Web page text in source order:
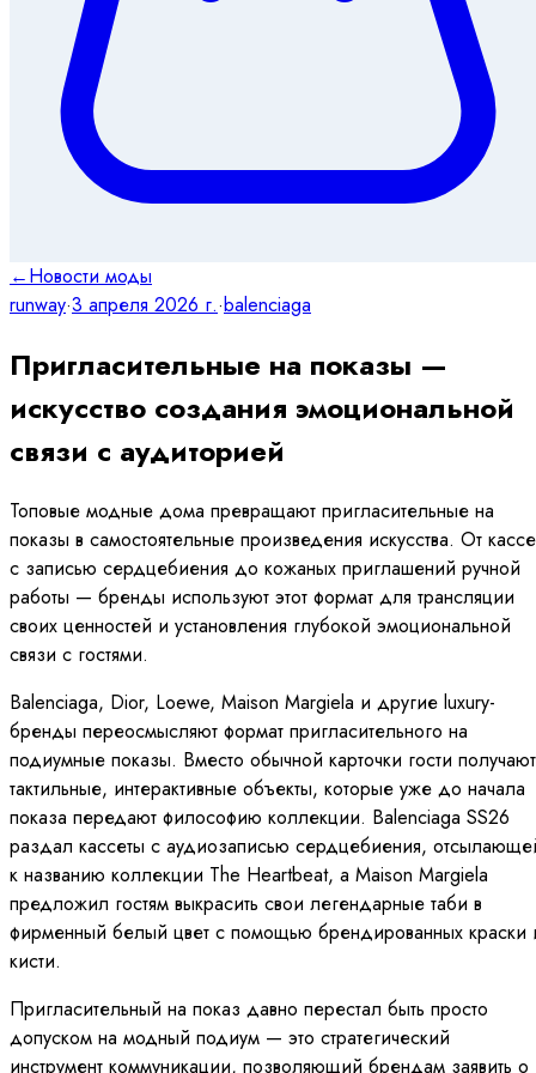
←Новости моды
runway·3 апреля 2026 г.·balenciaga
Пригласительные на показы —
искусство создания эмоциональной
связи с аудиторией
Топовые модные дома превращают пригласительные на
показы в самостоятельные произведения искусства. От
с записью сердцебиения до кожаных приглашений ручной
работы — бренды используют этот формат для трансляции
своих ценностей и установления глубокой эмоциональной
связи с гостями.
Balenciaga, Dior, Loewe, Maison Margiela и другие luxury-
бренды переосмысляют формат пригласительного на
подиумные показы. Вместо обычной карточки гости получают
тактильные, интерактивные объекты, которые уже до начала
показа передают философию коллекции. Balenciaga SS26
раздал кассеты с аудиозаписью сердцебиения,
к названию коллекции The Heartbeat, а Maison Margiela
предложил гостям выкрасить свои легендарные таби в
фирменный белый цвет с помощью брендированных краски
кисти.
Пригласительный на показ давно перестал быть просто
допуском на модный подиум — это стратегический
инструмент коммуникации, позволяющий брендам заявить о